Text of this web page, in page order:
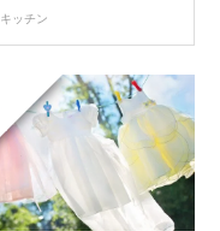
キッチン